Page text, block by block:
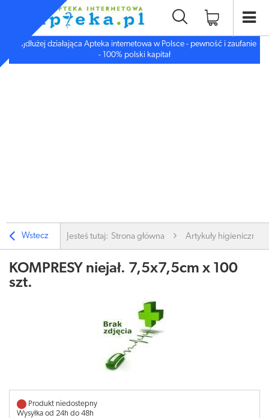
Najdłużej działająca Apteka internetowa w Polsce - pewność i zaufanie
- 100% polski kapitał
Wstecz Jesteś tutaj: Strona główna Artykuły higieniczne
KOMPRESY niejał. 7,5x7,5cm x 100
szt.
Produkt niedostepny
Wysyłka od 24h do 48h